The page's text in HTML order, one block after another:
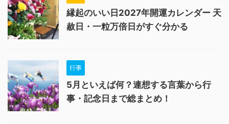
縁起のいい日2027年開運カレンダー 天
赦日・一粒万倍日がすぐ分かる
行事
5月といえば何？連想する言葉から行
事・記念日まで総まとめ！